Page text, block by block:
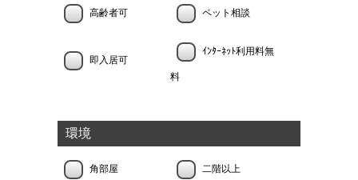
高齢者可 ペット相談
即入居可
ｲﾝﾀｰﾈｯﾄ利用料無
料
環境
角部屋 二階以上